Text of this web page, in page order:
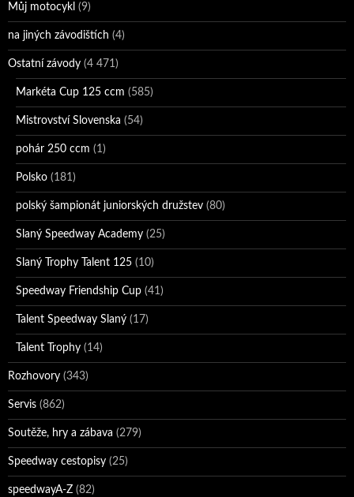
Můj motocykl (9)
na jiných závodištích (4)
Ostatní závody (4 471)
Markéta Cup 125 ccm (585)
Mistrovství Slovenska (54)
pohár 250 ccm (1)
Polsko (181)
polský šampionát juniorských družstev (80)
Slaný Speedway Academy (25)
Slaný Trophy Talent 125 (10)
Speedway Friendship Cup (41)
Talent Speedway Slaný (17)
Talent Trophy (14)
Rozhovory (343)
Servis (862)
Soutěže, hry a zábava (279)
Speedway cestopisy (25)
speedwayA-Z (82)